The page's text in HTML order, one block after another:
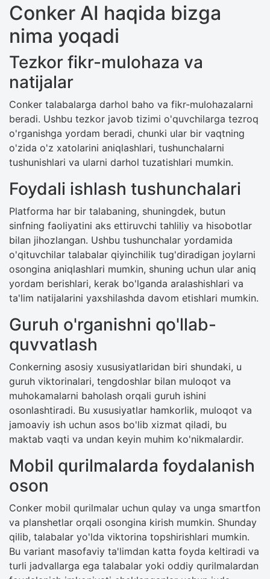
Conker AI haqida bizga
nima yoqadi
Tezkor fikr-mulohaza va
natijalar
Conker talabalarga darhol baho va fikr-mulohazalarni
beradi. Ushbu tezkor javob tizimi o'quvchilarga tezroq
o'rganishga yordam beradi, chunki ular bir vaqtning
o'zida o'z xatolarini aniqlashlari, tushunchalarni
tushunishlari va ularni darhol tuzatishlari mumkin.
Foydali ishlash tushunchalari
Platforma har bir talabaning, shuningdek, butun
sinfning faoliyatini aks ettiruvchi tahliliy va hisobotlar
bilan jihozlangan. Ushbu tushunchalar yordamida
o'qituvchilar talabalar qiyinchilik tug'diradigan joylarni
osongina aniqlashlari mumkin, shuning uchun ular aniq
yordam berishlari, kerak bo'lganda aralashishlari va
ta'lim natijalarini yaxshilashda davom etishlari mumkin.
Guruh o'rganishni qo'llab-
quvvatlash
Conkerning asosiy xususiyatlaridan biri shundaki, u
guruh viktorinalari, tengdoshlar bilan muloqot va
muhokamalarni baholash orqali guruh ishini
osonlashtiradi. Bu xususiyatlar hamkorlik, muloqot va
jamoaviy ish uchun asos bo'lib xizmat qiladi, bu
maktab vaqti va undan keyin muhim ko'nikmalardir.
Mobil qurilmalarda foydalanish
oson
Conker mobil qurilmalar uchun qulay va unga smartfon
va planshetlar orqali osongina kirish mumkin. Shunday
qilib, talabalar yo'lda viktorina topshirishlari mumkin.
Bu variant masofaviy ta'limdan katta foyda keltiradi va
turli jadvallarga ega talabalar yoki oddiy qurilmalardan